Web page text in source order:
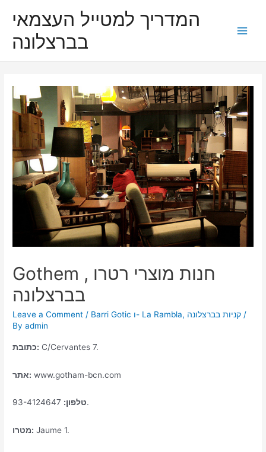
content
המדריך למטייל העצמאי
בברצלונה
Gothem , חנות מוצרי רטרו
בברצלונה
Leave a Comment / Barri Gotic ו- La Rambla, קניות בברצלונה /
Byadmin
כתובת: C/Cervantes 7.
אתר: www.gotham-bcn.com
טלפון:93-4124647.
מטרו: Jaume 1.